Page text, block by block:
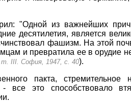
"Одной из важнейших
десятилетия, является
фашизм. На этой
и превратила ее в орудие
III. София, 1947, с. 40).
пакта, стремительное
это способствовало